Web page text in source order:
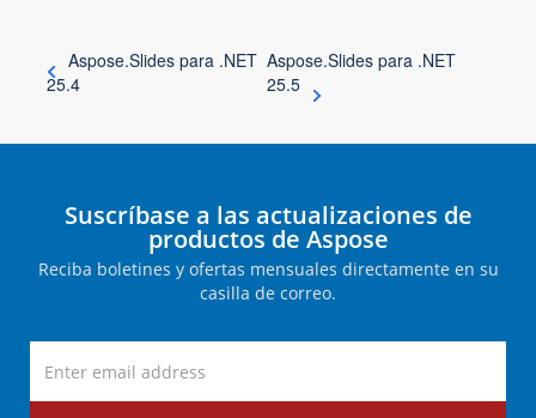
Aspose.Slides para .NET
25.4
Aspose.Slides para .NET
25.5
Suscríbase a las actualizaciones de
productos de Aspose
Reciba boletines y ofertas mensuales directamente en su
casilla de correo.